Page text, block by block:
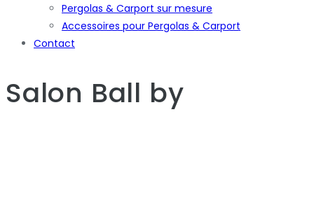
Pergolas & Carport sur mesure
Accessoires pour Pergolas & Carport
Contact
Salon Ball by